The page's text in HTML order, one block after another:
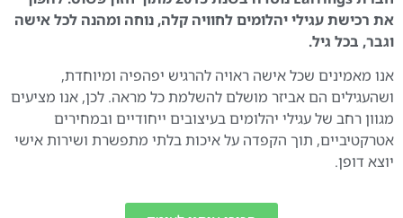
את רכישת עגילי יהלומים לחוויה קלה, נוחה ומהנה לכל אישה
וגבר, בכל גיל.
אנו מאמינים שכל אישה ראויה להרגיש יפהפיה ומיוחדת,
ושהעגילים הם אביזר מושלם להשלמת כל מראה. לכן, אנו מציעים
מגוון רחב של עגילי יהלומים בעיצובים ייחודיים ובמחירים
אטרקטיביים, תוך הקפדה על איכות בלתי מתפשרת ושירות אישי
יוצא דופן.